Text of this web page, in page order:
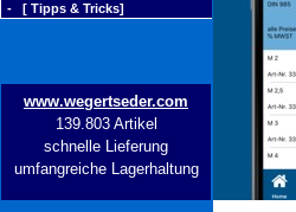
- [ Tipps & Tricks]
www.wegertseder.com
139.803 Artikel
schnelle Lieferung
umfangreiche Lagerhaltung